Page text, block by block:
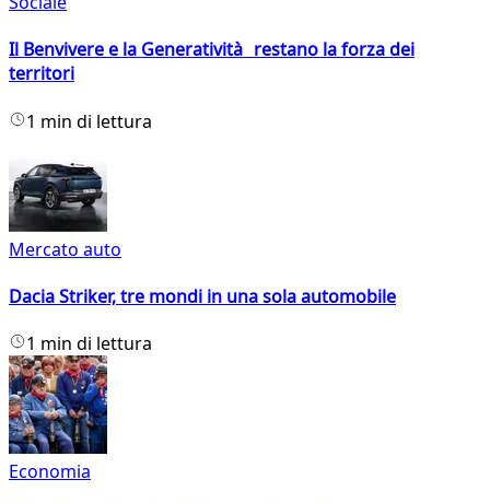
Il Benvivere e la Generatività restano la forza dei
territori
1 min di lettura
Mercato auto
Dacia Striker, tre mondi in una sola automobile
1 min di lettura
Economia